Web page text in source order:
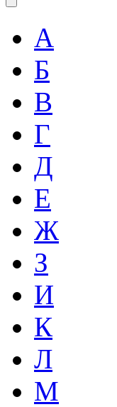
А
Б
В
Г
Д
Е
Ж
З
И
К
Л
М